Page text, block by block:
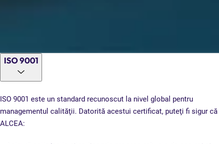
ISO 9001
ISO 9001 este un standard recunoscut la nivel global pentru
managementul calităţii. Datorită acestui certificat, puteţi fi sigur că
ALCEA: